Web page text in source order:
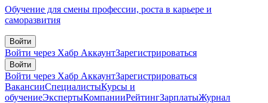
Обучение для смены профессии, роста в карьере и
саморазвития
Войти
Войти через Хабр АккаунтЗарегистрироваться
Войти
Войти через Хабр АккаунтЗарегистрироваться
ВакансииСпециалистыКурсы и
обучениеЭкспертыКомпанииРейтингЗарплатыЖурнал